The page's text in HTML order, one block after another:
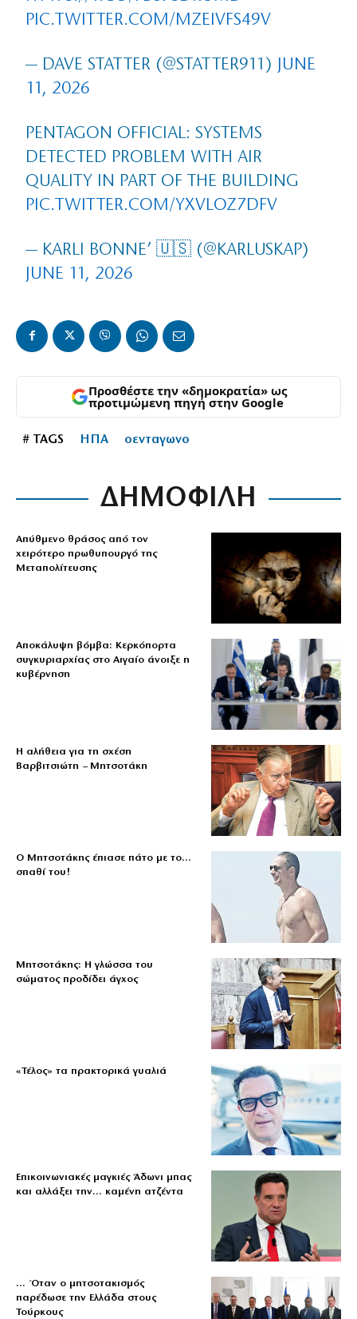
PIC.TWITTER.COM/MZEIVFS49V
— DAVE STATTER (@STATTER911)
JUNE
11, 2026
PENTAGON OFFICIAL: SYSTEMS
DETECTED PROBLEM WITH AIR
QUALITY IN PART OF THE BUILDING
PIC.TWITTER.COM/YXVLOZ7DFV
— KARLI BONNE’ 🇺🇸 (@KARLUSKAP)
JUNE 11, 2026
Προσθέστε την «δημοκρατία» ως
προτιμώμενη πηγή στην Google
# TAGS ΗΠΑ οενταγωνο
ΔΗΜΟΦΙΛΗ
Απύθμενο θράσος από τον
χειρότερο πρωθυπουργό της
Μεταπολίτευσης
Αποκάλυψη βόμβα: Κερκόπορτα
συγκυριαρχίας στο Αιγαίο άνοιξε η
κυβέρνηση
Η αλήθεια για τη σχέση
Βαρβιτσιώτη – Μητσοτάκη
Ο Μητσοτάκης έπιασε πάτο με το…
σπαθί του!
Μητσοτάκης: Η γλώσσα του
σώματος προδίδει άγχος
«Τέλος» τα πρακτορικά γυαλιά
Επικοινωνιακές μαγκιές Άδωνι μπας
και αλλάξει την… καμένη ατζέντα
… Όταν ο μητσοτακισμός
παρέδωσε την Ελλάδα στους
Τούρκους